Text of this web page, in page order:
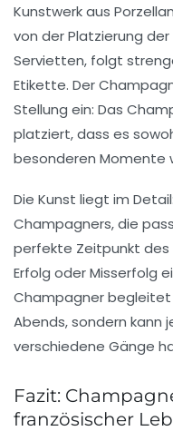
Kunstwerk aus
von derPlatzierung der
Servietten, folgt
Etikette. Der
Stellung ein: Das
platziert, dass es
besonderen Momente
Die Kunst liegt im Detail
Champagners, die
perfekte Zeitpunkt des
Erfolg oder Misserfolg
Champagner
Abends, sondern kann
verschiedene Gänge
Fazit:
französischer